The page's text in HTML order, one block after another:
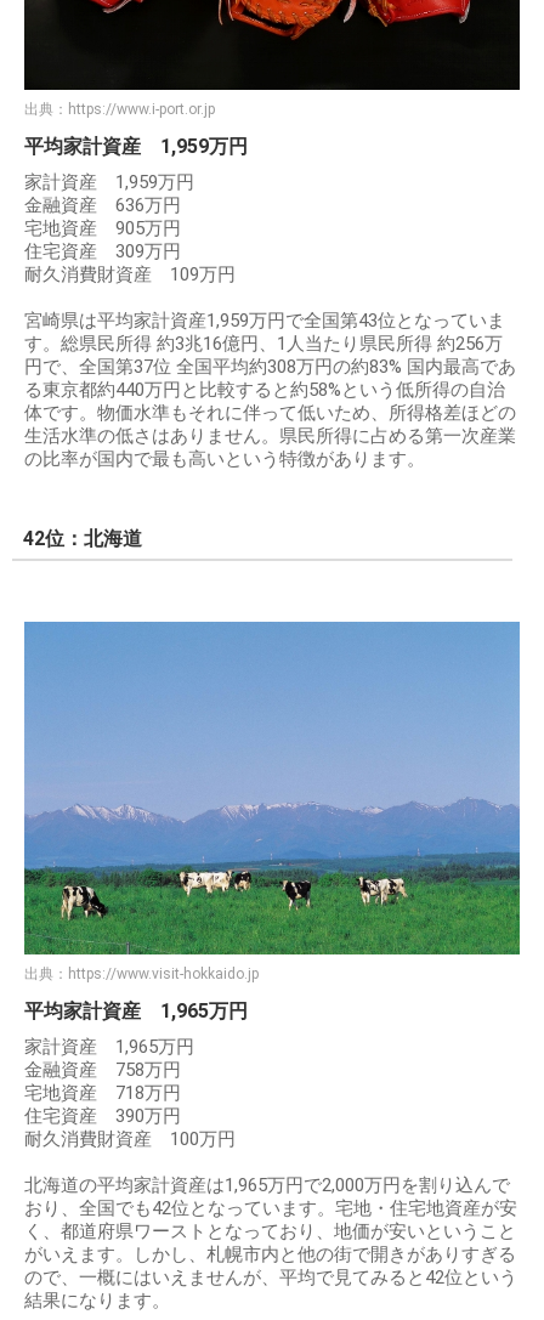
出典： https://www.i-port.or.jp
平均家計資産 1,959万円
家計資産 1,959万円
金融資産 636万円
宅地資産 905万円
住宅資産 309万円
耐久消費財資産 109万円
宮崎県は平均家計資産1,959万円で全国第43位となっていま
す。総県民所得 約3兆16億円、1人当たり県民所得 約256万
円で、全国第37位 全国平均約308万円の約83% 国内最高であ
る東京都約440万円と比較すると約58%という低所得の自治
体です。物価水準もそれに伴って低いため、所得格差ほどの
生活水準の低さはありません。県民所得に占める第一次産業
の比率が国内で最も高いという特徴があります。
42位：北海道
出典： https://www.visit-hokkaido.jp
平均家計資産 1,965万円
家計資産 1,965万円
金融資産 758万円
宅地資産 718万円
住宅資産 390万円
耐久消費財資産 100万円
北海道の平均家計資産は1,965万円で2,000万円を割り込んで
おり、全国でも42位となっています。宅地・住宅地資産が安
く、都道府県ワーストとなっており、地価が安いということ
がいえます。しかし、札幌市内と他の街で開きがありすぎる
ので、一概にはいえませんが、平均で見てみると42位という
結果になります。